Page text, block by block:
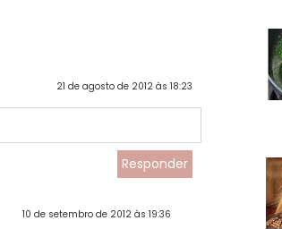
21 de agosto de 2012 às 18:23
Responder
10 de setembro de 2012 às 19:36